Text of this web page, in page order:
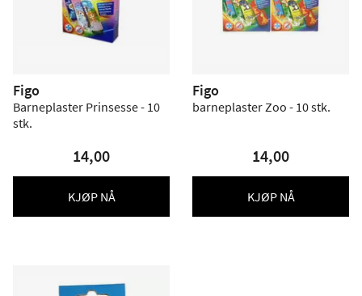
Figo
Barneplaster Prinsesse - 10
stk.
14,00
KJØP NÅ
Figo
barneplaster Zoo - 10 stk.
14,00
KJØP NÅ